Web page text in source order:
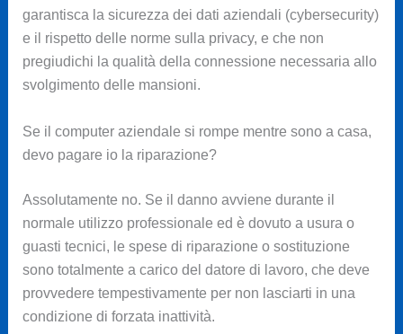
garantisca la sicurezza dei dati aziendali (cybersecurity)
e il rispetto delle norme sulla privacy, e che non
pregiudichi la qualità della connessione necessaria allo
svolgimento delle mansioni.
Se il computer aziendale si rompe mentre sono a casa,
devo pagare io la riparazione?
Assolutamente no. Se il danno avviene durante il
normale utilizzo professionale ed è dovuto a usura o
guasti tecnici, le spese di riparazione o sostituzione
sono totalmente a carico del datore di lavoro, che deve
provvedere tempestivamente per non lasciarti in una
condizione di forzata inattività.